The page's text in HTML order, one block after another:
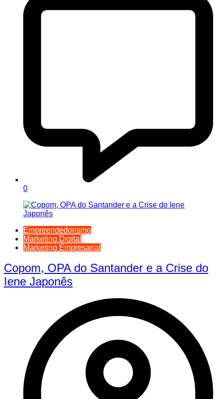
0
Empreendedorismo
Marketing Digital
Marketing Empresarial
Copom, OPA do Santander e a Crise do
Iene Japonês